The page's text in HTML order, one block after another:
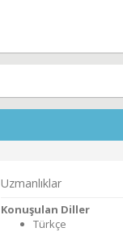
Uzmanlıklar
Konuşulan Diller
Türkçe